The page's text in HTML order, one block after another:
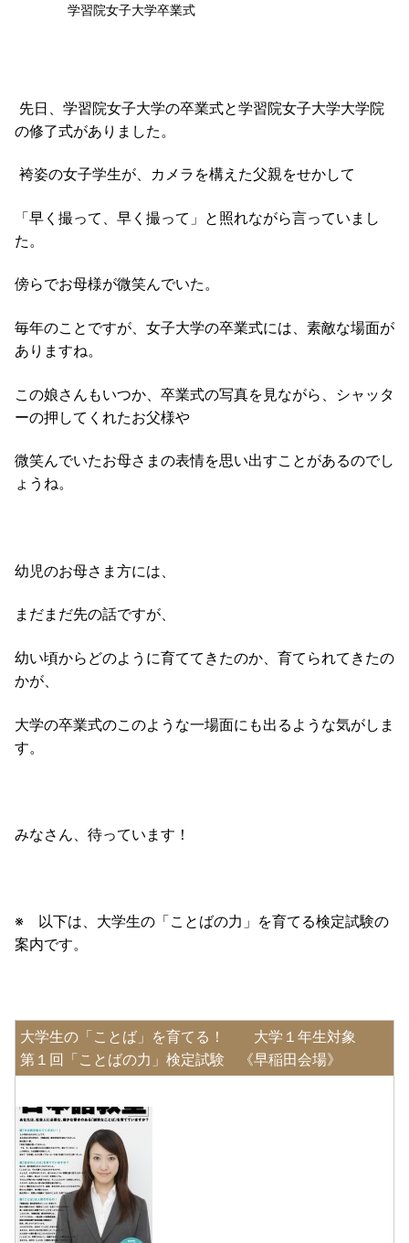
学習院女子大学卒業式
先日、学習院女子大学の卒業式と学習院女子大学大学院
の修了式がありました。
袴姿の女子学生が、カメラを構えた父親をせかして
「早く撮って、早く撮って」と照れながら言っていまし
た。
傍らでお母様が微笑んでいた。
毎年のことですが、女子大学の卒業式には、素敵な場面が
ありますね。
この娘さんもいつか、卒業式の写真を見ながら、シャッタ
ーの押してくれたお父様や
微笑んでいたお母さまの表情を思い出すことがあるのでし
ょうね。
幼児のお母さま方には、
まだまだ先の話ですが、
幼い頃からどのように育ててきたのか、育てられてきたの
かが、
大学の卒業式のこのような一場面にも出るような気がしま
す。
みなさん、待っています！
※ 以下は、大学生の「ことばの力」を育てる検定試験の
案内です。
大学生の「ことば」を育てる！ 大学１年生対象
第１回「ことばの力」検定試験 《早稲田会場》